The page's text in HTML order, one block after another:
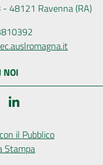
- 48121 Ravenna (RA)
NOI
YouTube
il Pubblico
Stampa